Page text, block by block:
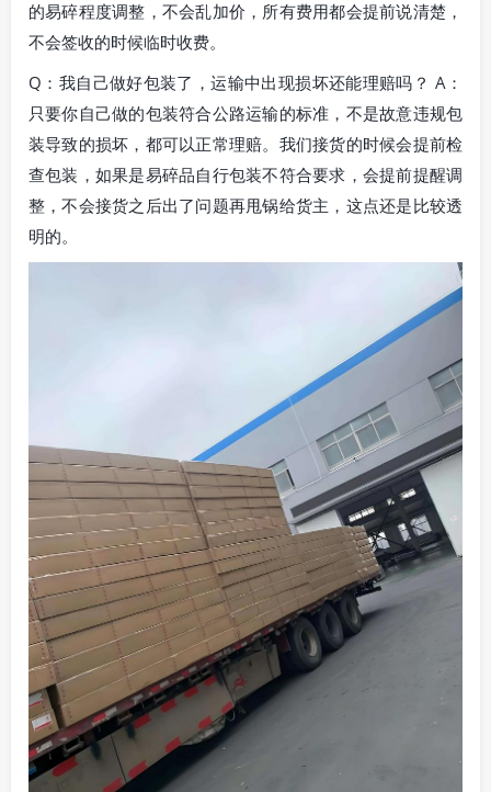
的易碎程度调整，不会乱加价，所有费用都会提前说清楚，
不会签收的时候临时收费。
Q：我自己做好包装了，运输中出现损坏还能理赔吗？ A：
只要你自己做的包装符合公路运输的标准，不是故意违规包
装导致的损坏，都可以正常理赔。我们接货的时候会提前检
查包装，如果是易碎品自行包装不符合要求，会提前提醒调
整，不会接货之后出了问题再甩锅给货主，这点还是比较透
明的。